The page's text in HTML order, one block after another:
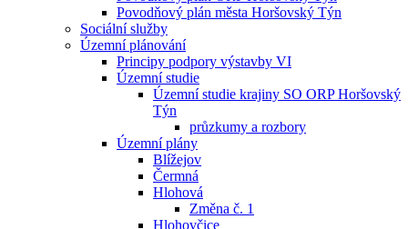
Povodňový plán města Horšovský Týn
Sociální služby
Územní plánování
Principy podpory výstavby VI
Územní studie
Územní studie krajiny SO ORP Horšovský
Týn
průzkumy a rozbory
Územní plány
Blížejov
Čermná
Hlohová
Změna č. 1
Hlohovčice